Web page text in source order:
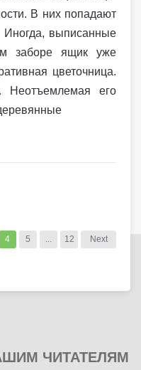
В них попадают
Иногда, выписанные
заборе ящик уже
цветочница.
Неотъемлемая его
4 5 ... 12 Next
ЧИТАТЕЛЯМ